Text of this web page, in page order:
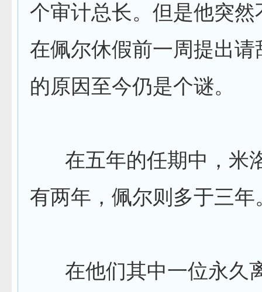
个审计总长。但是他突然
在佩尔休假前一周提出请
的原因至今仍是个谜。
在五年的任期中，米
有两年，佩尔则多于三年
在他们其中一位永久